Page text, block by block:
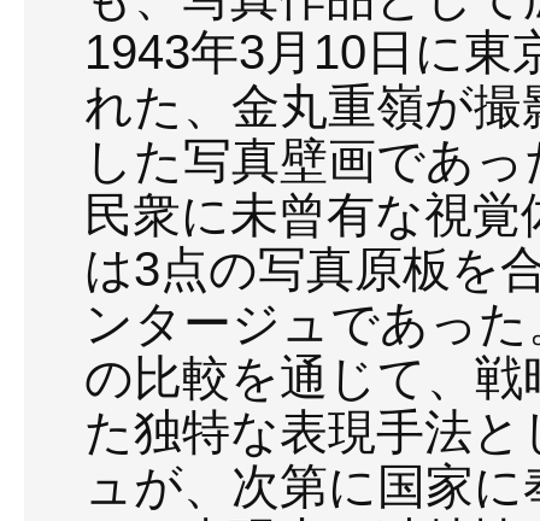
1943年3月10日に東
れた、金丸重嶺が
した写真壁画であ
民衆に未曾有な視
は3点の写真原板を
ンタージュであっ
の比較を通じて、
た独特な表現手法
ュが、次第に国家